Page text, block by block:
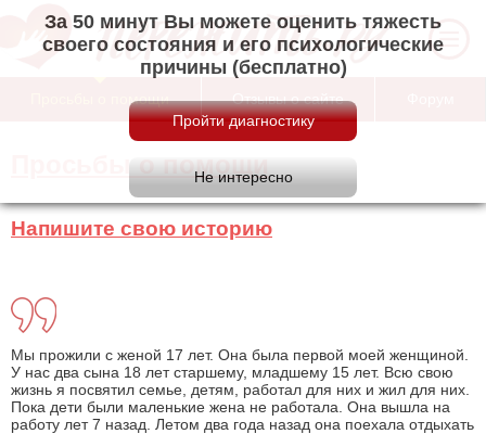
За 50 минут Вы можете оценить тяжесть
своего состояния и его психологические
причины (бесплатно)
Просьбы о помощи Отзывы о сайте
Просьбы о помощи
Напишите свою историю
Мы прожили с женой 17 лет. Она была первой моей женщиной.
У нас два сына 18 лет старшему, младшему 15 лет. Всю свою
жизнь я посвятил семье, детям, работал для них и жил для них.
Пока дети были маленькие жена не работала. Она вышла на
работу лет 7 назад. Летом два года назад она поехала отдыхать